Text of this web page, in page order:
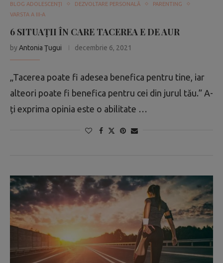
BLOG ADOLESCENŢI DEZVOLTARE PERSONALĂ
PARENTING
VARSTA A III-A
6 SITUAȚII ÎN CARE TACEREA E DE AUR
byAntonia Ţugui decembrie 6, 2021
„Tacerea poate fi adesea benefica pentru tine, iar
alteori poate fi benefica pentru cei din jurul tău.” A-
ți exprima opinia este o abilitate …